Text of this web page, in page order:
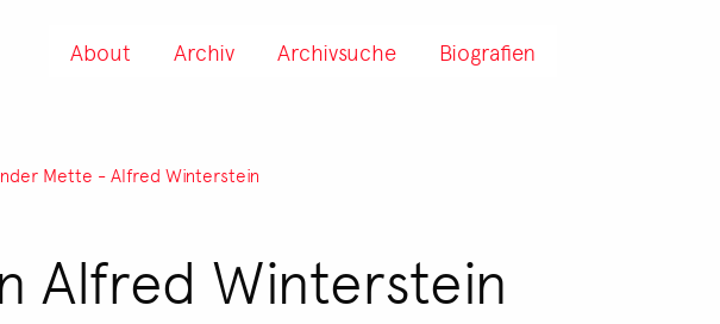
About Archiv Archivsuche Biografien
Mette - Alfred Winterstein
Alfred Winterstein